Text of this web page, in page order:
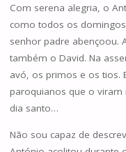
Com serena alegria, o
como todos os
senhor padre abençoou.
também o David. Na
avó, os primos e os tios.
paroquianos que o viram
dia santo…
Não sou capaz de